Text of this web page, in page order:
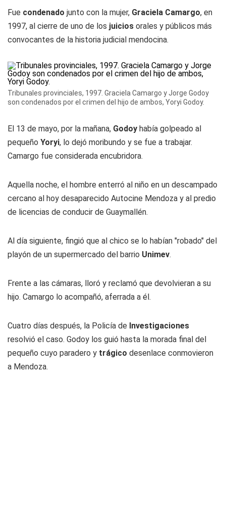
Fue condenado junto con la mujer, Graciela Camargo, en
1997, al cierre de uno de los juicios orales y públicos más
convocantes de la historia judicial mendocina.
Tribunales provinciales, 1997. Graciela Camargo y Jorge Godoy
son condenados por el crimen del hijo de ambos, Yoryi Godoy.
El 13 de mayo, por la mañana, Godoy había golpeado al
pequeño Yoryi, lo dejó moribundo y se fue a trabajar.
Camargo fue considerada encubridora.
Aquella noche, el hombre enterró al niño en un descampado
cercano al hoy desaparecido Autocine Mendoza y al predio
de licencias de conducir de Guaymallén.
Al día siguiente, fingió que al chico se lo habían "robado" del
playón de un supermercado del barrio Unimev.
Frente a las cámaras, lloró y reclamó que devolvieran a su
hijo. Camargo lo acompañó, aferrada a él.
Cuatro días después, la Policía de Investigaciones
resolvió el caso. Godoy los guió hasta la morada final del
pequeño cuyo paradero y trágico desenlace conmovieron
a Mendoza.